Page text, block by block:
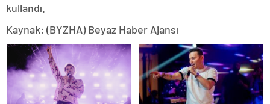
kullandı.
Kaynak: (BYZHA) Beyaz Haber Ajansı